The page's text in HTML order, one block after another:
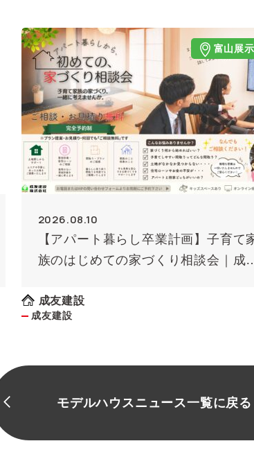
富山展
2026.08.10
【アパート暮らし卒業計画】子育て
族のはじめての家づくり相談会｜成
成友建設
成友建設
モデルハウスニュース一覧に戻る